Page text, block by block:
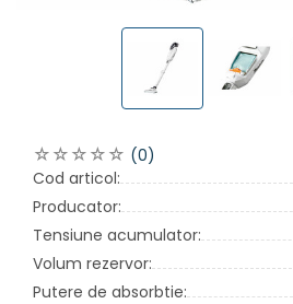
(0)
Cod articol:
Producator:
Tensiune acumulator:
Volum rezervor:
Putere de absorbtie: